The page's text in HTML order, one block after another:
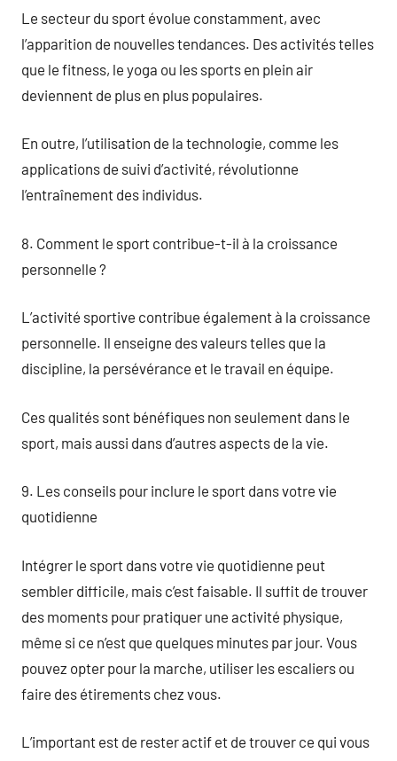
Le secteur du sport évolue constamment, avec
l’apparition de nouvelles tendances. Des activités telles
que le fitness, le yoga ou les sports en plein air
deviennent de plus en plus populaires.
En outre, l’utilisation de la technologie, comme les
applications de suivi d’activité, révolutionne
l’entraînement des individus.
8. Comment le sport contribue-t-il à la croissance
personnelle ?
L’activité sportive contribue également à la croissance
personnelle. Il enseigne des valeurs telles que la
discipline, la persévérance et le travail en équipe.
Ces qualités sont bénéfiques non seulement dans le
sport, mais aussi dans d’autres aspects de la vie.
9. Les conseils pour inclure le sport dans votre vie
quotidienne
Intégrer le sport dans votre vie quotidienne peut
sembler difficile, mais c’est faisable. Il suffit de trouver
des moments pour pratiquer une activité physique,
même si ce n’est que quelques minutes par jour. Vous
pouvez opter pour la marche, utiliser les escaliers ou
faire des étirements chez vous.
L’important est de rester actif et de trouver ce qui vous